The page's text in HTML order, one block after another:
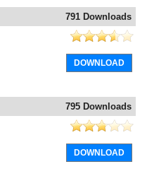
791 Downloads
DOWNLOAD
795 Downloads
DOWNLOAD